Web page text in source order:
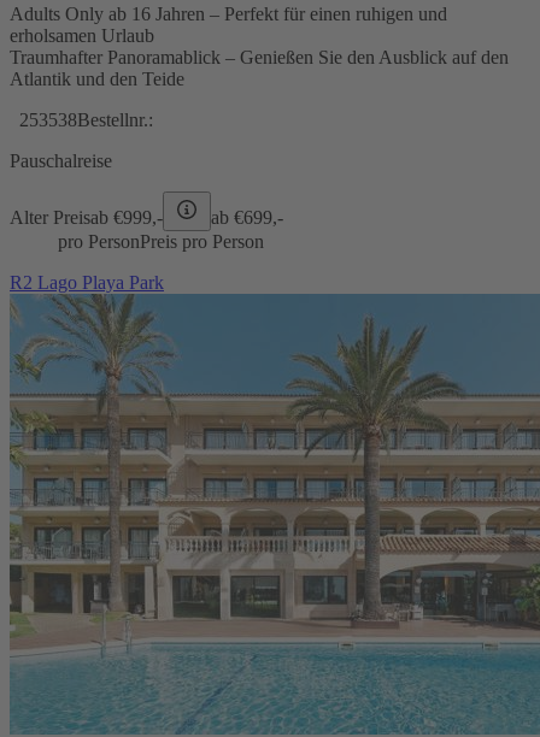
Adults Only ab 16 Jahren – Perfekt für einen ruhigen und
erholsamen Urlaub
Traumhafter Panoramablick – Genießen Sie den Ausblick auf den
Atlantik und den Teide
253538Bestellnr.:
Pauschalreise
Alter Preisab €999,- ab €699,-
pro PersonPreis pro Person
R2 Lago Playa Park